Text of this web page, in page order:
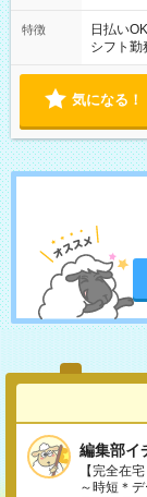
特徴 日払いOK
シフト勤
気になる！
編集部イ
【完全在
～時短＊